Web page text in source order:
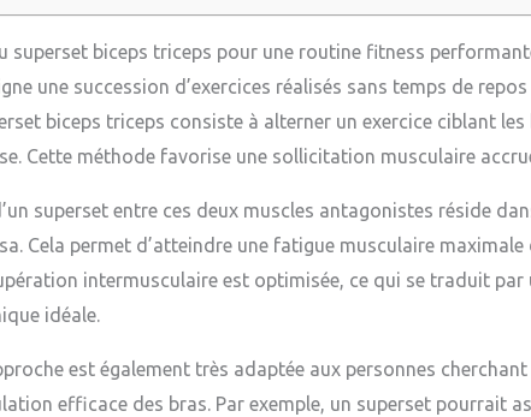
superset biceps triceps pour une routine fitness
une succession d’exercices réalisés sans temps de
biceps triceps consiste à alterner un exercice ciblant
Cette méthode favorise une sollicitation musculaire
superset entre ces deux muscles antagonistes réside
Cela permet d’atteindre une fatigue musculaire
intermusculaire est optimisée, ce qui se traduit par
idéale.
est également très adaptée aux personnes
efficace des bras. Par exemple, un superset pourrait